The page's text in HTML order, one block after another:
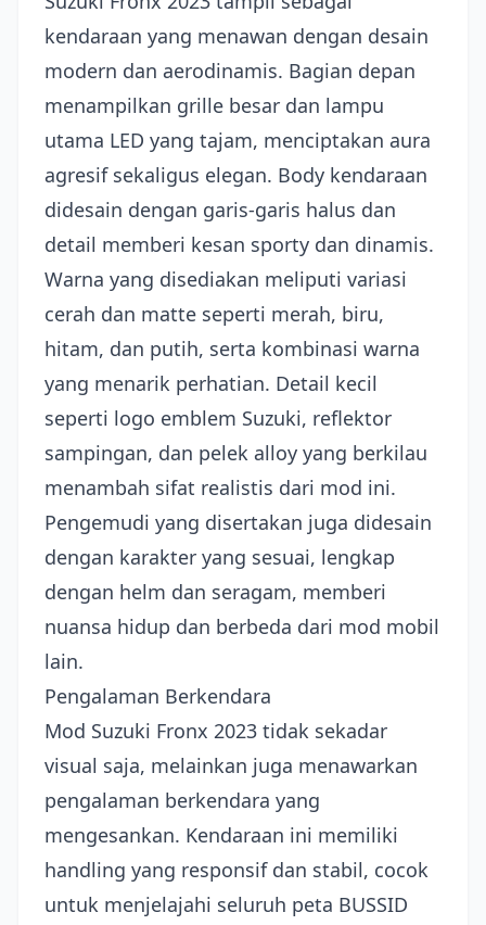
kendaraan yang menawan dengan desain
modern dan aerodinamis. Bagian depan
menampilkan grille besar dan lampu
utama LED yang tajam, menciptakan aura
agresif sekaligus elegan. Body kendaraan
didesain dengan garis-garis halus dan
detail memberi kesan sporty dan dinamis.
Warna yang disediakan meliputi variasi
cerah dan matte seperti merah, biru,
hitam, dan putih, serta kombinasi warna
yang menarik perhatian. Detail kecil
seperti logo emblem Suzuki, reflektor
sampingan, dan pelek alloy yang berkilau
menambah sifat realistis dari mod ini.
Pengemudi yang disertakan juga didesain
dengan karakter yang sesuai, lengkap
dengan helm dan seragam, memberi
nuansa hidup dan berbeda dari mod mobil
lain.
Pengalaman Berkendara
Mod Suzuki Fronx 2023 tidak sekadar
visual saja, melainkan juga menawarkan
pengalaman berkendara yang
mengesankan. Kendaraan ini memiliki
handling yang responsif dan stabil, cocok
untuk menjelajahi seluruh peta BUSSID